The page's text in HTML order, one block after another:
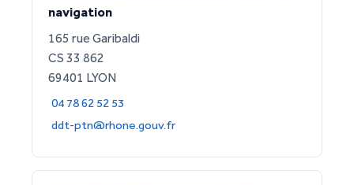
navigation
165 rue Garibaldi
CS 33 862
69401 LYON
04 78 62 52 53
ddt-ptn@rhone.gouv.fr